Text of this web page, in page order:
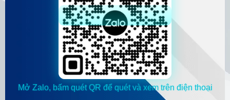
Mở Zalo, bấm quét QR để quét và xem trên điện thoại